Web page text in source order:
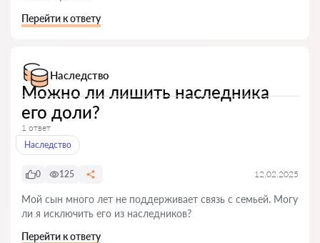
Перейти к ответу
Наследство
Можно ли лишить наследника
его доли?
1 ответ
Наследство
0 125 12.02.2025
Мой сын много лет не поддерживает связь с семьей. Могу
ли я исключить его из наследников?
Перейти к ответу